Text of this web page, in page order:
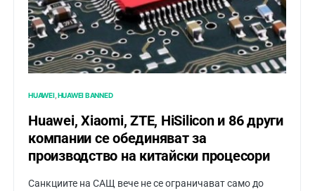
HUAWEI HUAWEI BANNED
Huawei, Xiaomi, ZTE, HiSilicon и 86 други
компании се обединяват за
производство на китайски процесори
Санкциите на САЩ вече не се ограничават само до